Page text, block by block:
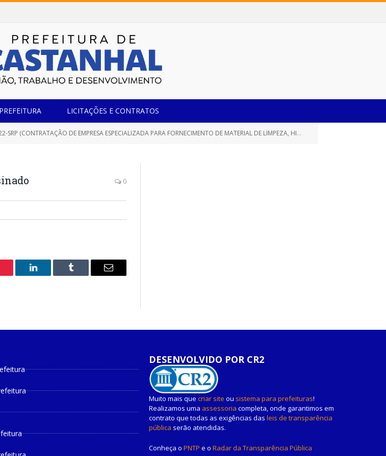
LICITAÇÕES E CONTRATOS
DE EMPRESA ESPECIALIZADA PARA FORNECIMENTO DE MATERIAL DE LIMPEZA, HIGIENE PESSOAL E DESCARTÁVEIS)
0
O
Tumblr
E-
DESENVOLVIDO POR CR2
Muito mais que criar site ou sistema para prefeituras!
Realizamos uma assessoria completa, onde garantimos em
contrato que todas as exigências das leis de transparência
pública serão atendidas.
Conheça o PNTP e o Radar da Transparência Pública